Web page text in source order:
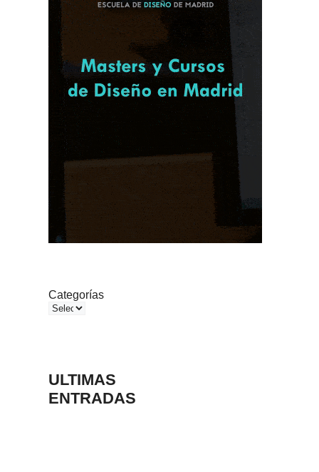
Categorías
ULTIMAS
ENTRADAS